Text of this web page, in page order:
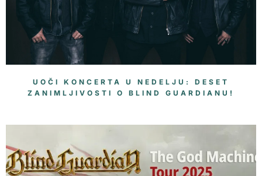
UOČI KONCERTA U NEDELJU: DESET
ZANIMLJIVOSTI O BLIND GUARDIANU!